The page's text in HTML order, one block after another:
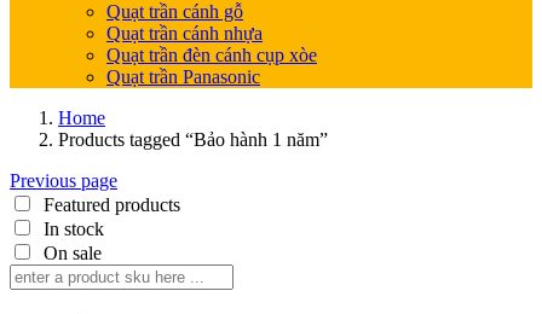
Quạt trần cánh gỗ
Quạt trần cánh nhựa
Quạt trần đèn cánh cụp xòe
Quạt trần Panasonic
Home
Products tagged “Bảo hành 1 năm”
Previous page
Featured products
In stock
On sale